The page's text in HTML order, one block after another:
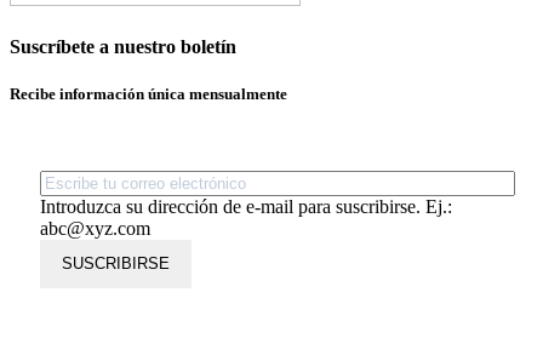
Suscríbete a nuestro boletín
Recibe información única mensualmente
Introduzca su dirección de e-mail para suscribirse. Ej.:
abc@xyz.com
SUSCRIBIRSE